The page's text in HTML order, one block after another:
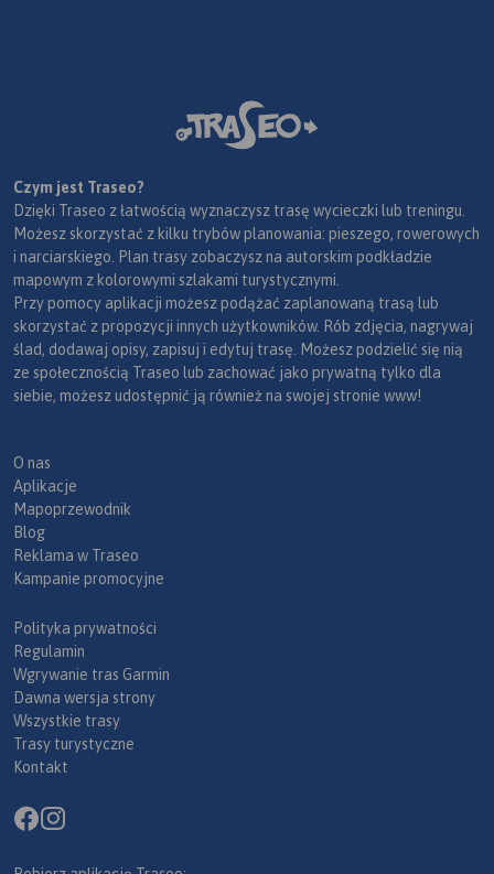
Czym jest Traseo?
Dzięki Traseo z łatwością wyznaczysz trasę wycieczki lub treningu.
Możesz skorzystać z kilku trybów planowania: pieszego, rowerowych
i narciarskiego. Plan trasy zobaczysz na autorskim podkładzie
mapowym z kolorowymi szlakami turystycznymi.
Przy pomocy aplikacji możesz podążać zaplanowaną trasą lub
skorzystać z propozycji innych użytkowników. Rób zdjęcia, nagrywaj
ślad, dodawaj opisy, zapisuj i edytuj trasę. Możesz podzielić się nią
ze społecznością Traseo lub zachować jako prywatną tylko dla
siebie, możesz udostępnić ją również na swojej stronie www!
O nas
Aplikacje
Mapoprzewodnik
Blog
Reklama w Traseo
Kampanie promocyjne
Polityka prywatności
Regulamin
Wgrywanie tras Garmin
Dawna wersja strony
Wszystkie trasy
Trasy turystyczne
Kontakt